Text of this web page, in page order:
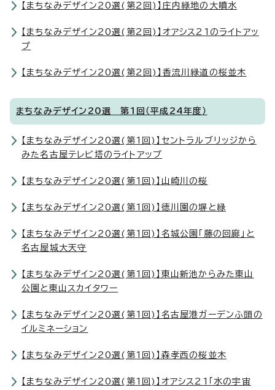
【まちなみデザイン20選(第2回)】庄内緑地の大噴水
【まちなみデザイン20選(第2回)】オアシス21のライトアッ
プ
【まちなみデザイン20選(第2回)】香流川緑道の桜並木
まちなみデザイン20選 第1回（平成24年度）
【まちなみデザイン20選(第1回)】セントラルブリッジから
みた名古屋テレビ塔のライトアップ
【まちなみデザイン20選(第1回)】山崎川の桜
【まちなみデザイン20選(第1回)】徳川園の塀と緑
【まちなみデザイン20選(第1回)】名城公園「藤の回廊」と
名古屋城大天守
【まちなみデザイン20選(第1回)】東山新池からみた東山
公園と東山スカイタワー
【まちなみデザイン20選(第1回)】名古屋港ガーデンふ頭の
イルミネーション
【まちなみデザイン20選(第1回)】森孝西の桜並木
【まちなみデザイン20選(第1回)】オアシス21「水の宇宙